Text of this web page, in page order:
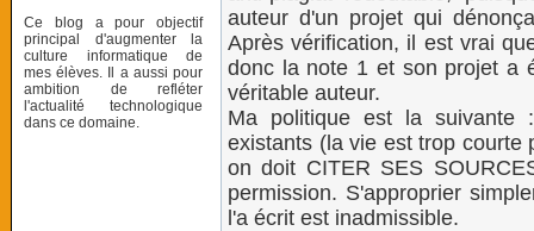
Ce blog a pour objectif
principal d'augmenter la
culture informatique de
mes élèves. Il a aussi pour
ambition de refléter
l'actualité technologique
dans ce domaine.
auteur d'un projet qui
Après vérification, il est vrai
donc la note 1 et son projet a
véritable auteur.
Ma politique est la suivante
existants (la vie est trop courte
on doit CITER SES
permission. S'approprier
l'a écrit est inadmissible.